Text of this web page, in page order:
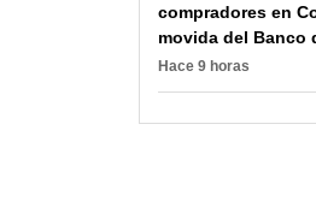
compradores en
movida del Banco
Hace 9 horas